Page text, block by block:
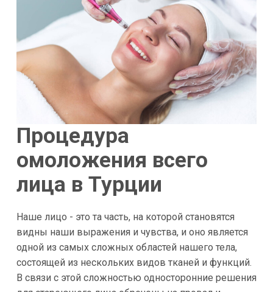
Процедура
омоложения всего
лица в Турции
Наше лицо - это та часть, на которой становятся
видны наши выражения и чувства, и оно является
одной из самых сложных областей нашего тела,
состоящей из нескольких видов тканей и функций.
В связи с этой сложностью односторонние решения